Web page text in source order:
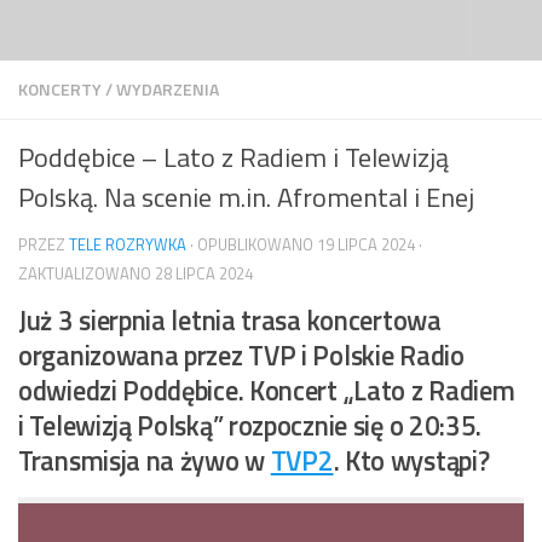
KONCERTY/WYDARZENIA
Poddębice – Lato z Radiem i Telewizją
Polską. Na scenie m.in. Afromental i Enej
PRZEZ TELE ROZRYWKA · OPUBLIKOWANO 19 LIPCA 2024 ·
ZAKTUALIZOWANO 28 LIPCA 2024
Już 3 sierpnia letnia trasa koncertowa
organizowana przez TVP i Polskie Radio
odwiedzi Poddębice. Koncert „Lato z Radiem
i Telewizją Polską” rozpocznie się o 20:35.
Transmisja na żywo wTVP2. Kto wystąpi?